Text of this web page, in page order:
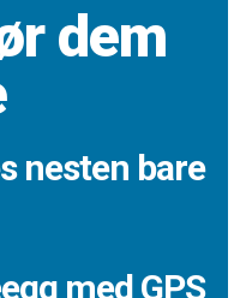
dem
nesten bare
med GPS